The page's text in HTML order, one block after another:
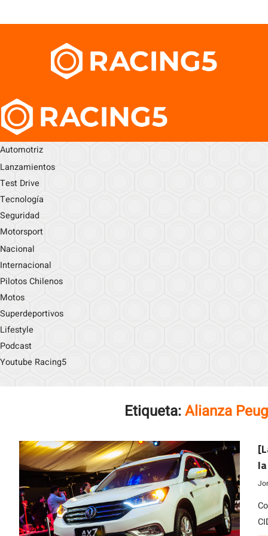
Automotriz
Lanzamientos
Test Drive
Tecnología
Seguridad
Motorsport
Nacional
Internacional
Pilotos Chilenos
Motos
Superdeportivos
Lifestyle
Podcast
Youtube Racing5
Etiqueta:Alianza